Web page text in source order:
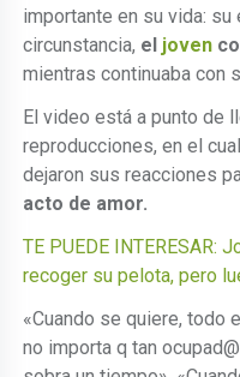
importante en su vida: su
circunstancia, el joven
mientras continuaba con
El video está a punto de
reproducciones, en el
dejaron sus reacciones
acto de amor.
TE PUEDE INTERESAR:
recoger su pelota, pero
«Cuando se quiere, todo
no importa q tan